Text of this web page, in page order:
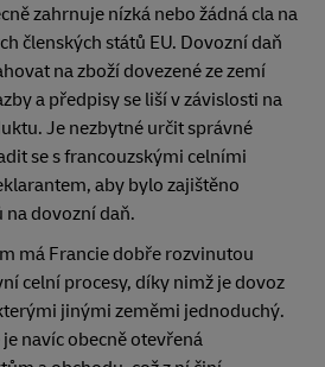
zahrnuje nízká nebo žádná cla na
členských států EU. Dovozní daň
na zboží dovezené ze zemí
a předpisy se liší v závislosti na
Je nezbytné určit správné
se s francouzskými celními
aby bylo zajištěno
dovozní daň.
má Francie dobře rozvinutou
celní procesy, díky nimž je dovoz
jinými zeměmi jednoduchý.
navíc obecně otevřená